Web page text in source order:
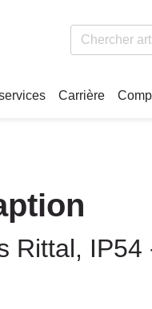
Carrière
Rittal, IP54